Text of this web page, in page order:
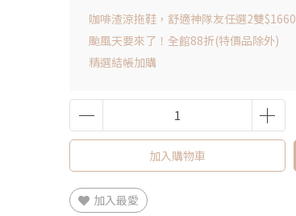
咖啡渣涼拖鞋，舒適神隊友任選2雙$1660
颱風天要來了！全館88折(特價品除外)
精選結帳加購
加入購物車
加入最愛